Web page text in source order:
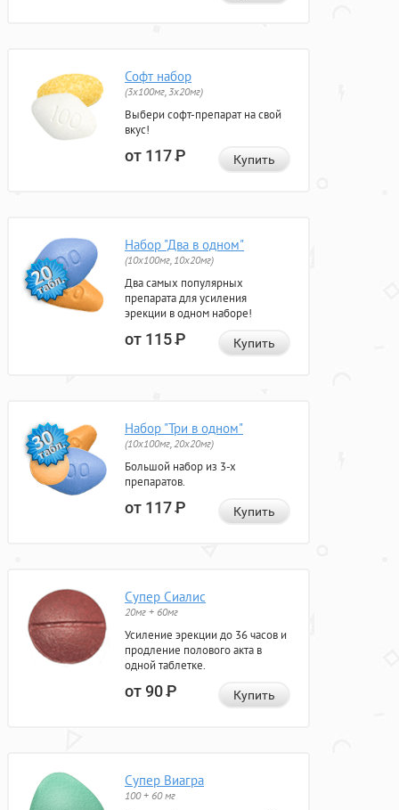
Софт набор
(3x100мг, 3x20мг)
Выбери софт-препарат на свой
вкус!
от 117Р Купить
Набор "Два в одном"
(10x100мг, 10x20мг)
Два самых популярных
препарата для усиления
эрекции в одном наборе!
от 115Р Купить
Набор "Три в одном"
(10x100мг, 20x20мг)
Большой набор из 3-х
препаратов.
от 117Р Купить
Супер Сиалис
20мг + 60мг
Усиление эрекции до 36 часов и
продление полового акта в
одной таблетке.
от 90Р Купить
Супер Виагра
100 + 60 мг